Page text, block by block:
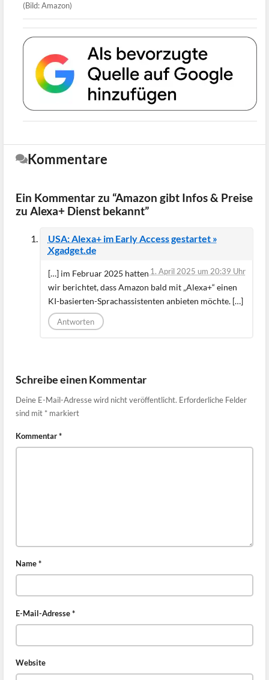
(Bild: Amazon)
Kommentare
Ein Kommentar zu “Amazon gibt Infos & Preise
zu Alexa+ Dienst bekannt”
USA: Alexa+ im Early Access gestartet »
Xgadget.de
1. April 2025 um 20:39 Uhr
[…] im Februar 2025 hatten
wir berichtet, dass Amazon bald mit „Alexa+“ einen
KI-basierten-Sprachassistenten anbieten möchte. […]
Antworten
Schreibe einen Kommentar
Deine E-Mail-Adresse wird nicht veröffentlicht. Erforderliche Felder
sind mit * markiert
Kommentar*
Name*
E-Mail-Adresse*
Website